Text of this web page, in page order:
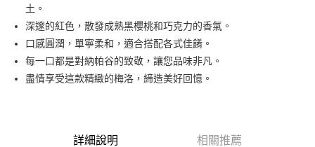
土。
深邃的紅色，散發成熟黑櫻桃和巧克力的香氣。
口感圓潤，單寧柔和，適合搭配各式佳餚。
每一口都是對納帕谷的致敬，讓您品味非凡。
盡情享受這款精緻的梅洛，締造美好回憶。
詳細說明 相關推薦